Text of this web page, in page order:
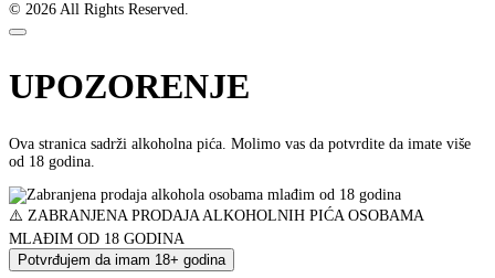
© 2026 All Rights Reserved.
UPOZORENJE
Ova stranica sadrži alkoholna pića. Molimo vas da potvrdite da imate više
od 18 godina.
⚠️ ZABRANJENA PRODAJA ALKOHOLNIH PIĆA OSOBAMA
MLAĐIM OD 18 GODINA
Potvrđujem da imam 18+ godina